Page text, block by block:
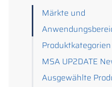
Märkte und
Produktkategorien
MSA UP2DATE
Ausgewählte